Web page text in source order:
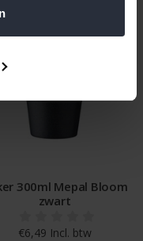
300ml Mepal Bloom
zwart
€6,49 Incl. btw